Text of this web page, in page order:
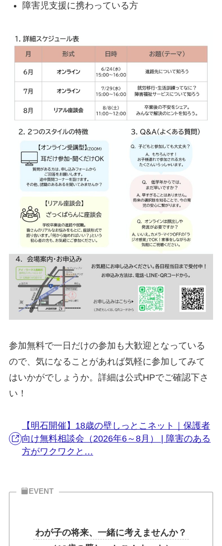
障害児支援に携わっている方
参加無料で一日だけの参加も大歓迎となっている
ので、気になることがあれば気軽に参加してみて
はいかがでしょうか。詳細は公式HPでご確認下さ
い！
【明石開催】18歳の壁しっとこネット｜保護者
向け無料相談会（2026年6～8月） | 障害のある
方がワクワクと…
EVENT
わが子の将来、一緒に考えませんか？